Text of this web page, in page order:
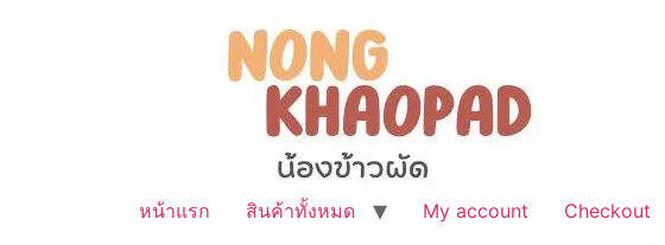
หน้าแรก สินค้าทั้งหมด My account Checkout